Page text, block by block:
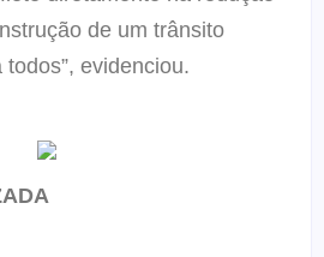
de um trânsito
evidenciou.